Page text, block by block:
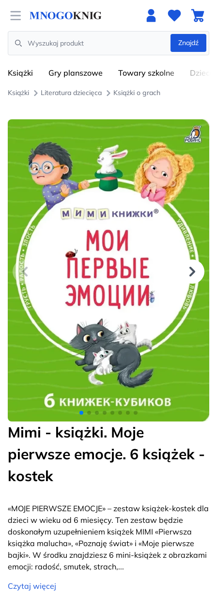
Open menu
Search
Znajdź
Książki Gry planszowe Towary szkolne
Książki Literatura dziecięca Książki o grach
Mimi - książki. Moje
pierwsze emocje. 6 książek -
kostek
«MOJE PIERWSZE EMOCJE» – zestaw książek-kostek dla
dzieci w wieku od 6 miesięcy. Ten zestaw będzie
doskonałym uzupełnieniem książek MIMI «Pierwsza
książka malucha», «Poznaję świat» i «Moje pierwsze
bajki». W środku znajdziesz 6 mini-książek z obrazkami
emocji: radość, smutek, strach,...
Czytaj więcej